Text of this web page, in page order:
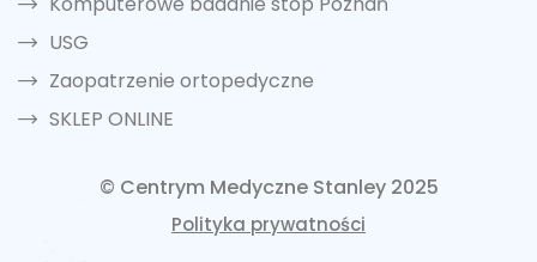
USG
Zaopatrzenie ortopedyczne
SKLEP ONLINE
© Centrym Medyczne Stanley 2025
Polityka prywatności